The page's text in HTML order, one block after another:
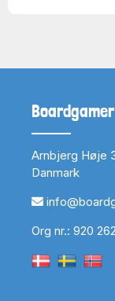
Arnbjerg Høje
Danmark
Org nr.: 920